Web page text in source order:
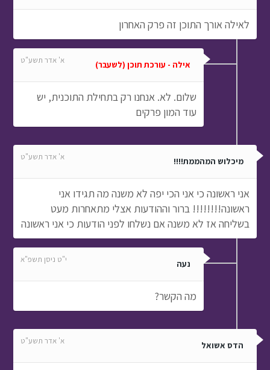
לאילה אורך התוכן זה פרק האחרון
אילה - עורכת תוכן (לשעבר) א' אדר תשע"ט
שלום. לא. אנחנו רק בתחילת התוכנית, יש
עוד המון פרקים
מיכלוש המהממת!!!! א' אדר תשע"ט
אני ראשונה כי אני הכי יפה לא משנה מה תגידו אני
ראשונה!!!!!!!! ברור וההודעות אצלי מתאחרות מעט
בשליחה אז לא משנה אם נשלחו לפני הודעות כי אני ראשונה
נעה י"ט ניסן תשפ"א
מה הקשר?
הדס אשואל א' אדר תשע"ט